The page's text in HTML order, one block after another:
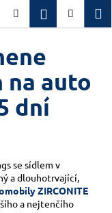
Hledat Přihlášení
Nákupní
na auto
dní
se sídlem v
a dlouhotrvající,
ZIRCONITE
a nejtenčího